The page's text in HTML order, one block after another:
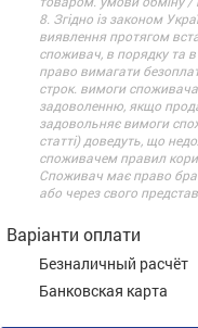
8. Згідно із законом
виявлення протягом
споживач, в порядку та
право вимагати
строк. вимоги
задоволенню, якщо
задовольняє вимоги
статті) доведуть, що
споживачем правил
Споживач має право
або через свого
Варіанти оплати
Безналичный расчёт
Банковская карта